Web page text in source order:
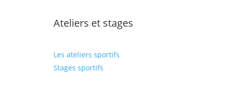
Ateliers et stages
Les ateliers sportifs
Stages sportifs